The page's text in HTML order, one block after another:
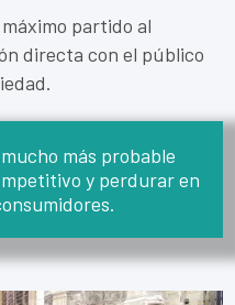
partido al
directa con el público
más probable
y perdurar en